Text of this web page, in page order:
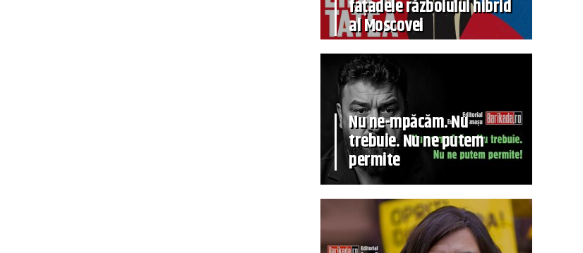
fațadele războiului hibrid
al Moscovei
Nu ne-mpăcăm. Nu
trebuie. Nu ne putem
permite